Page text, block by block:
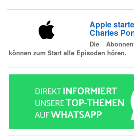
Apple
Charles
Die
können zum Start alle Episoden hören.